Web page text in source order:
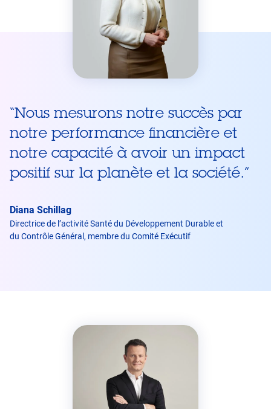
“Nous mesurons notre succès par
notre performance financière et
notre capacité à avoir un impact
positif sur la planète et la société.”
Diana Schillag
Directrice de l’activité Santé du Développement Durable et
du Contrôle Général, membre du Comité Exécutif